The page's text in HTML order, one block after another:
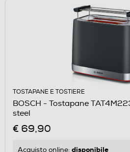
TOSTAPANE E TOSTIERE
BOSCH - Tostapane
steel
€ 69,90
Acquisto online: disponibile